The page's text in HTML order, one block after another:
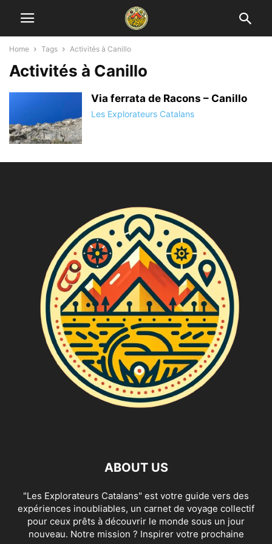
Home Tags Activités à Canillo
Activités à Canillo
Via ferrata de Racons – Canillo
Les Explorateurs Catalans
ABOUT US
"Les Explorateurs Catalans" est votre guide vers des
expériences inoubliables, un carnet de voyage collectif
pour ceux prêts à découvrir le monde sous un jour
nouveau. Notre mission ? Inspirer votre prochaine